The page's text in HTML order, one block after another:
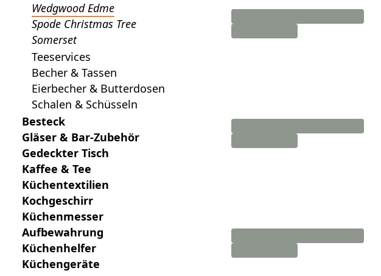
Wedgwood Edme
Spode Christmas Tree
Somerset
Teeservices
Becher & Tassen
Eierbecher & Butterdosen
Schalen & Schüsseln
Besteck
Gläser & Bar-Zubehör
Gedeckter Tisch
Kaffee & Tee
Küchentextilien
Kochgeschirr
Küchenmesser
Aufbewahrung
Küchenhelfer
Küchengeräte